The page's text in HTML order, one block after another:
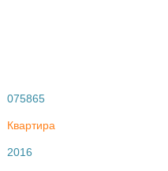
075865
Квартира
2016